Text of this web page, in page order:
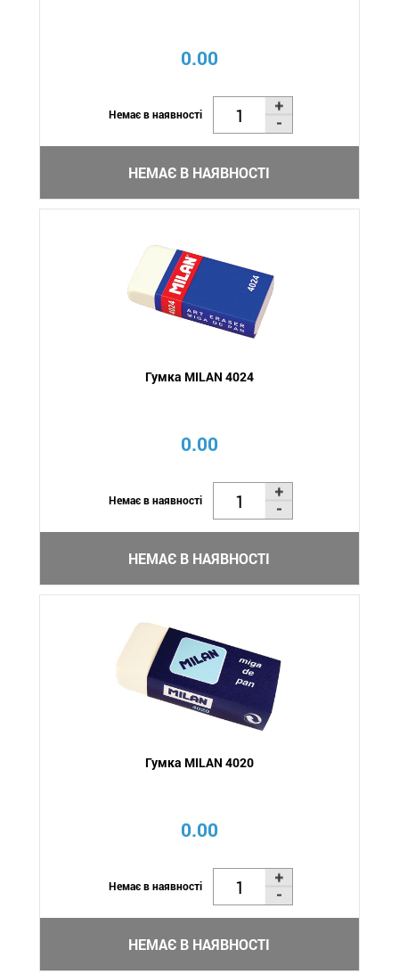
0.00
Немає в наявності
НЕМАЄ В НАЯВНОСТІ
Гумка MILAN 4024
0.00
Немає в наявності
НЕМАЄ В НАЯВНОСТІ
Гумка MILAN 4020
0.00
Немає в наявності
НЕМАЄ В НАЯВНОСТІ